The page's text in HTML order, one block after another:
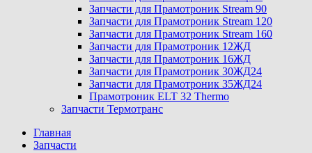
Запчасти для Прамотроник Stream 90
Запчасти для Прамотроник Stream 120
Запчасти для Прамотроник Stream 160
Запчасти для Прамотроник 12ЖД
Запчасти для Прамотроник 16ЖД
Запчасти для Прамотроник 30ЖД24
Запчасти для Прамотроник 35ЖД24
Прамотроник ELT 32 Thermo
Запчасти Термотранс
Главная
Запчасти